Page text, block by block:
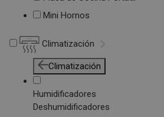
Mini Hornos
Climatización
Climatización
Humidificadores
Deshumidificadores